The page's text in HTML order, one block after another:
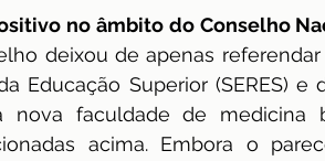
no âmbito do Conselho
deixou de apenas
Educação Superior (SERES)
nova faculdade de medicina
acima. Embora o